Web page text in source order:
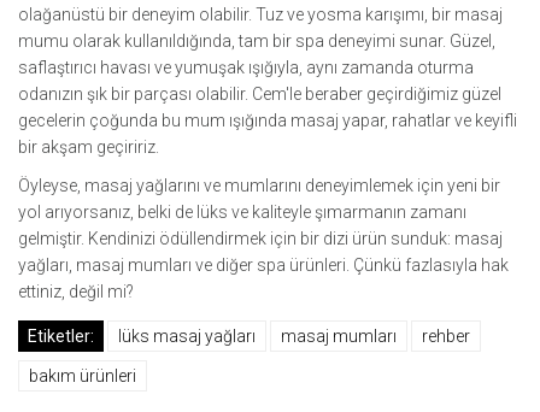
olağanüstü bir deneyim olabilir. Tuz ve yosma karışımı, bir masaj
mumu olarak kullanıldığında, tam bir spa deneyimi sunar. Güzel,
saflaştırıcı havası ve yumuşak ışığıyla, aynı zamanda oturma
odanızın şık bir parçası olabilir. Cem'le beraber geçirdiğimiz güzel
gecelerin çoğunda bu mum ışığında masaj yapar, rahatlar ve keyifli
bir akşam geçiririz.
Öyleyse, masaj yağlarını ve mumlarını deneyimlemek için yeni bir
yol arıyorsanız, belki de lüks ve kaliteyle şımarmanın zamanı
gelmiştir. Kendinizi ödüllendirmek için bir dizi ürün sunduk: masaj
yağları, masaj mumları ve diğer spa ürünleri. Çünkü fazlasıyla hak
ettiniz, değil mi?
Etiketler: lüks masaj yağları masaj mumları rehber
bakım ürünleri